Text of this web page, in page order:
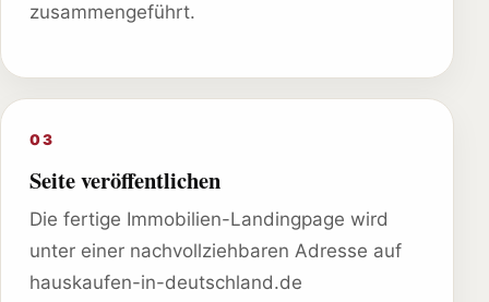
zusammengeführt.
03
Seite veröffentlichen
Die fertige Immobilien-Landingpage wird
unter einer nachvollziehbaren Adresse auf
hauskaufen-in-deutschland.de